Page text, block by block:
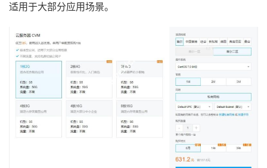
适用于大部分应用场景。